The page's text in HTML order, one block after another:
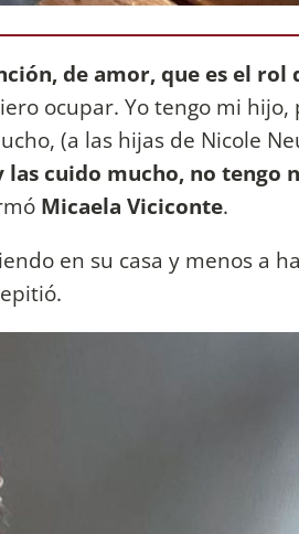
de amor, que es el rol
ocupar. Yo tengo mi hijo,
(a las hijas de Nicole
cuido mucho, no tengo
Micaela Viciconte.
en su casa y menos a